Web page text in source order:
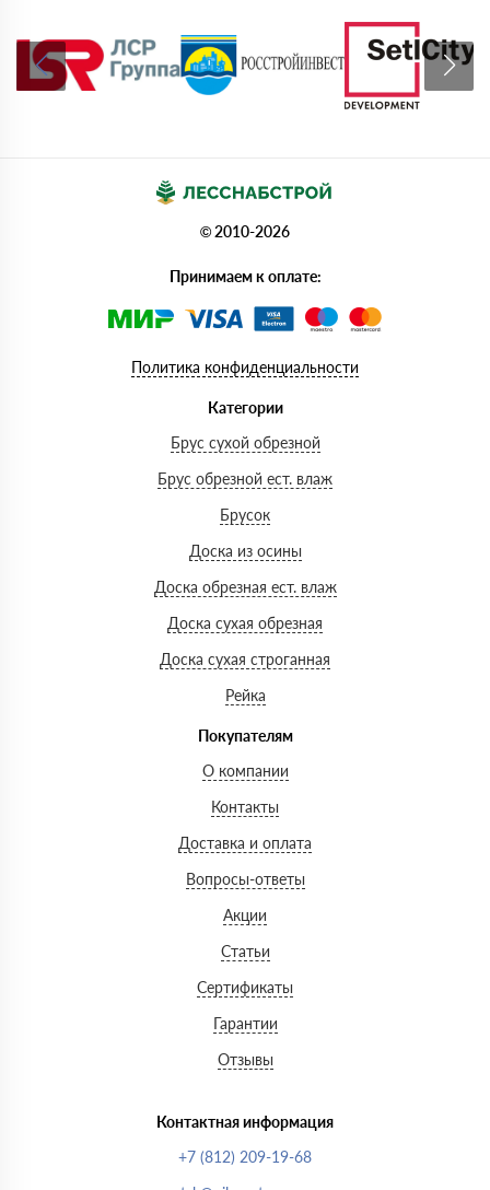
© 2010-2026
Принимаем к оплате:
Политика конфиденциальности
Категории
Брус сухой обрезной
Брус обрезной ест. влаж
Брусок
Доска из осины
Доска обрезная ест. влаж
Доска сухая обрезная
Доска сухая строганная
Рейка
Покупателям
О компании
Контакты
Доставка и оплата
Вопросы-ответы
Акции
Статьи
Сертификаты
Гарантии
Отзывы
Контактная информация
+7 (812) 209-19-68